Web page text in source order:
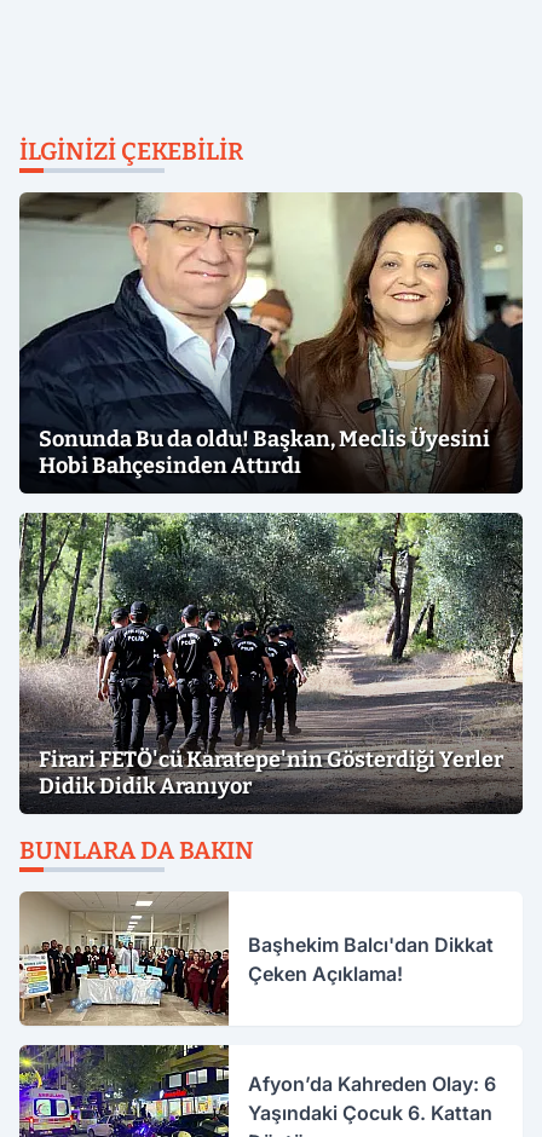
İLGINIZI ÇEKEBILIR
Sonunda Bu da oldu! Başkan, Meclis Üyesini
Hobi Bahçesinden Attırdı
Firari FETÖ'cü Karatepe'nin Gösterdiği Yerler
Didik Didik Aranıyor
BUNLARA DA BAKIN
Başhekim Balcı'dan Dikkat
Çeken Açıklama!
Afyon’da Kahreden Olay: 6
Yaşındaki Çocuk 6. Kattan